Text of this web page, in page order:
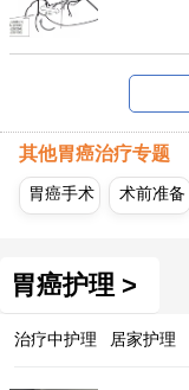
其他胃癌治疗专题
胃癌手术 术前准备
胃癌护理 >
治疗中护理 居家护理